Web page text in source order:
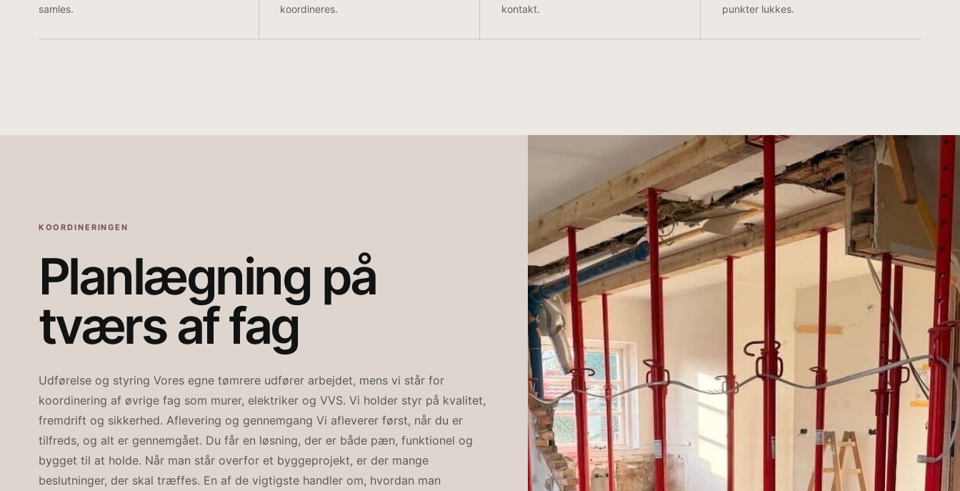
samles.
koordineres.
kontakt.
punkter lukkes.
KOORDINERINGEN
Planlægning på
tværs af fag
Udførelse og styring Vores egne tømrere udfører arbejdet, mens vi står for
koordinering af øvrige fag som murer, elektriker og VVS. Vi holder styr på kvalitet,
fremdrift og sikkerhed. Aflevering og gennemgang Vi afleverer først, når du er
tilfreds, og alt er gennemgået. Du får en løsning, der er både pæn, funktionel og
bygget til at holde. Når man står overfor et byggeprojekt, er der mange
beslutninger, der skal træffes. En af de vigtigste handler om, hvordan man